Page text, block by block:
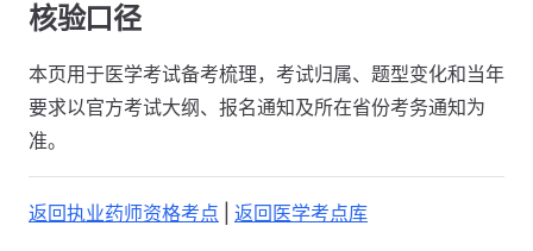
核验口径
本页用于医学考试备考梳理，考试归属、题型变化和当年
要求以官方考试大纲、报名通知及所在省份考务通知为
准。
返回执业药师资格考点 返回医学考点库